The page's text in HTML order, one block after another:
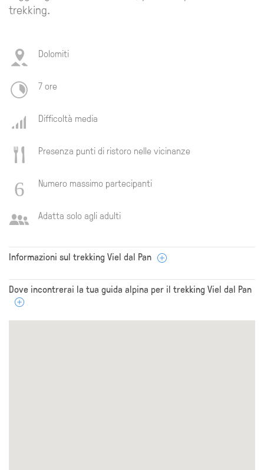
trekking.
Dolomiti
7 ore
Difficoltà media
Presenza punti di ristoro nelle vicinanze
Numero massimo partecipanti
Adatta solo agli adulti
Informazioni sul trekking Viel dal Pan
Dove incontrerai la tua guida alpina per il trekking Viel dal Pan